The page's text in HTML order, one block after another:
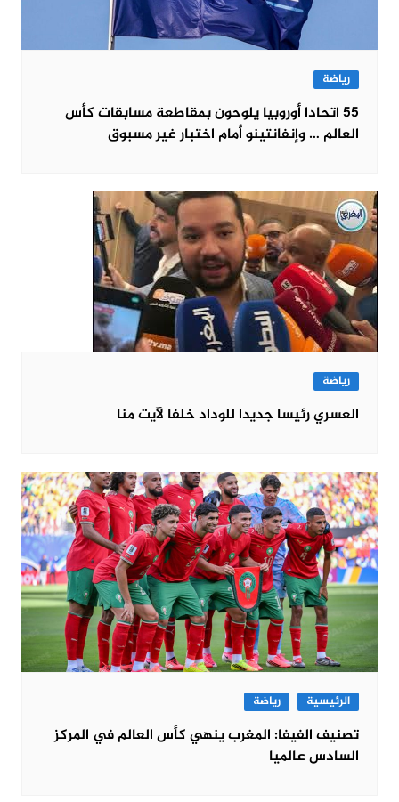
رياضة
55 اتحادا أوروبيا يلوحون بمقاطعة مسابقات كأس
العالم … وإنفانتينو أمام اختبار غير مسبوق
رياضة
العسري رئيسا جديدا للوداد خلفا لآيت منا
الرئيسية رياضة
تصنيف الفيفا: المغرب ينهي كأس العالم في المركز
السادس عالميا